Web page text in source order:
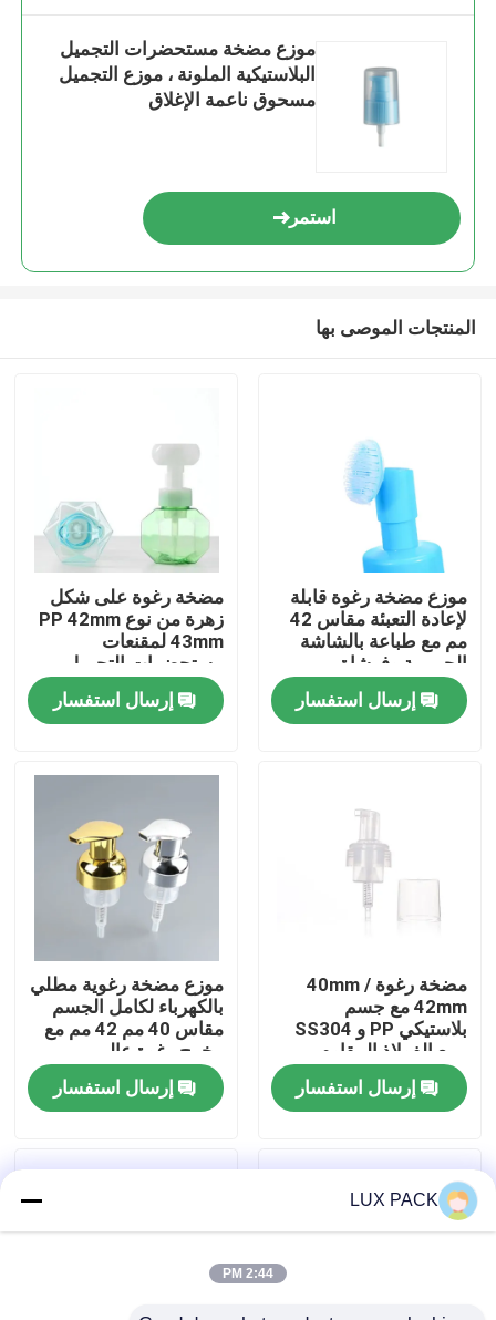
بيت
أشرطة فيديو
معلومات عنا
رقابة جودة
اتصل بنا
أخبار
حالات
موزع مضخة مستحضرات التجميل
البلاستيكية الملونة ، موزع التجميل
مسحوق ناعمة الإغلاق
استمر
المنتجات الموصى بها
موزع مضخة رغوة قابلة
لإعادة التعبئة مقاس 42
مم مع طباعة بالشاشة
الحريرية وفرشاة
سيليكون للعناية بالبشرة
إرسال استفسار
مضخة رغوة على شكل
زهرة من نوع PP 42mm
43mm لمقنعات
مستحضرات التجميل
إرسال استفسار
مضخة رغوة 40mm /
42mm مع جسم
بلاستيكي PP و SS304
ربيع الفولاذ المقاوم
للصدأ للمستحضرات
التجميليةإرسال استفسار
موزع مضخة رغوية مطلي
بالكهرباء لكامل الجسم
مقاس 40 مم 42 مم مع
مخرج رغوة عالي
لمنظفات الوجه المتميزة
إرسال استفسار
LUX PACK
2:44 PM